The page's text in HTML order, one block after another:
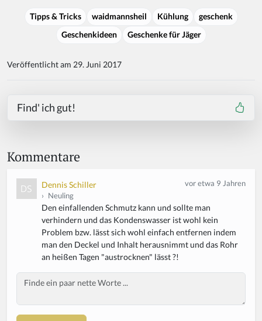
Tipps & Tricks waidmannsheil Kühlung
geschenk
Geschenkideen
Geschenke für Jäger
Veröffentlicht am 29. Juni 2017
Find' ich gut!
Kommentare
Dennis Schiller
› Neuling
vor etwa 9 Jahren
Den einfallenden Schmutz kann und sollte man
verhindern und das Kondenswasser ist wohl kein
Problem bzw. lässt sich wohl einfach entfernen indem
man den Deckel und Inhalt herausnimmt und das Rohr
an heißen Tagen "austrocknen" lässt ?!
o
u
Body